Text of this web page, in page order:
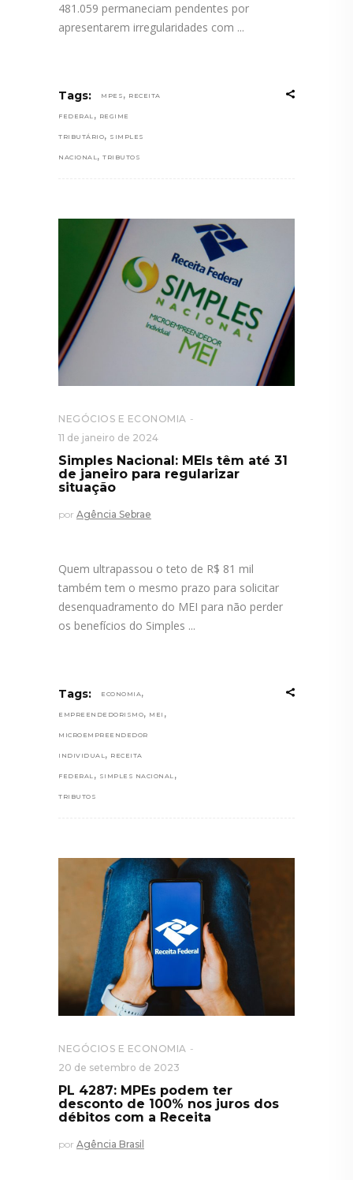
481.059 permaneciam pendentes por
apresentarem irregularidades com
Tags: MPES , RECEITA
FEDERAL , REGIME
TRIBUTÁRIO, SIMPLES
NACIONAL, TRIBUTOS
NEGÓCIOS E ECONOMIA
11 de janeiro de 2024
Simples Nacional: MEIs têm até 31
de janeiro para regularizar
situação
por Agência Sebrae
Quem ultrapassou o teto de R$ 81 mil
também tem o mesmo prazo para solicitar
desenquadramento do MEI para não perder
os benefícios do Simples
Tags: ECONOMIA,
EMPREENDEDORISMO, MEI ,
MICROEMPREENDEDOR
INDIVIDUAL, RECEITA
FEDERAL , SIMPLES NACIONAL ,
TRIBUTOS
NEGÓCIOS E ECONOMIA
20 de setembro de 2023
PL 4287: MPEs podem ter
desconto de 100% nos juros dos
débitos com a Receita
por Agência Brasil